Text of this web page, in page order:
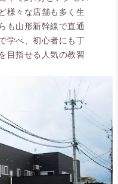
様々な店舗も多く生
も山形新幹線で直通
学べ、初心者にも丁
目指せる人気の教習